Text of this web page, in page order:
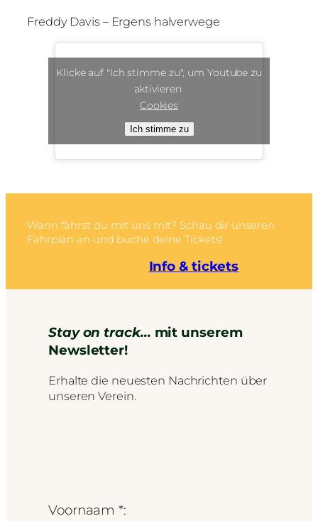
Freddy Davis – Ergens halverwege
Klicke auf "Ich stimme zu", um Youtube zu
aktivieren
Cookies
Ich stimme zu
Wann fährst du mit uns mit? Schau dir unseren
Fahrplan an und buche deine Tickets!
Info & tickets
Stay on track… mit unserem
Newsletter!
Erhalte die neuesten Nachrichten über
unseren Verein.
Voornaam *: